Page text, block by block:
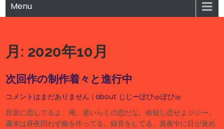
Menu
月: 2020年10月
次回作の制作着々と進行中
コメントはまだありません |about じじーぽぴゅぽぴゅ
音楽に恋してるよ、俺。老いらくの恋だな。命短し恋せよジジー。
週末は昼夜問わず曲を作ってる。録音をしてる。真夜中に目が覚め